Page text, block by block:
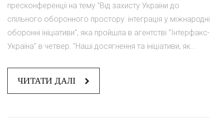
пресконференції на тему "Від захисту України до
спільного оборонного простору: інтеграція у міжнародні
оборонні ініціативи", яка пройшла в агентстві "Інтерфакс-
Україна" в четвер. "Наші досягнення та ініціативи, як...
ЧИТАТИ ДАЛІ